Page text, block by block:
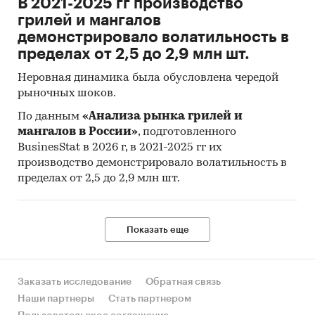
различных организациях торговли и сферы
услуг.
Индекс потребительских цен на товары и
услуги (ИПЦ) измеряет отношение стоимости
фиксированного перечня товаров и услуг в
ценах текущего периода к его стоимости в
ценах предыдущего (базисного) периода и
характеризует изменение во времени общего
уровня цен на товары и услуги, приобретаемые
населением для непроизводственного
Исходной информацией для расчета ИПЦ
являются данные регистрации цен на
отчетного и предыдущего периодов.
Сопоставимой считается цена,
В 2021-2025 гг производство
грилей и мангалов
демонстрировало волатильность в
пределах от 2,5 до 2,9 млн шт.
Неровная динамика была обусловлена чередой
рыночных шоков.
По данным «Анализа рынка грилей и
мангалов в России», подготовленного
BusinesStat в 2026 г, в 2021-2025 гг их
производство демонстрировало волатильность в
пределах от 2,5 до 2,9 млн шт.
Показать еще
Заказать исследование
Обратная связь
Наши партнеры
Стать партнером